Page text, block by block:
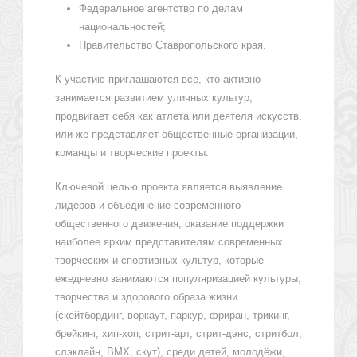
Федеральное агентство по делам
национальностей;
Правительство Ставропольского края.
К участию приглашаются все, кто активно
занимается развитием уличных культур,
продвигает себя как атлета или деятеля искусств,
или же представляет общественные организации,
команды и творческие проекты.
Ключевой целью проекта является выявление
лидеров и объединение современного
общественного движения, оказание поддержки
наиболее ярким представителям современных
творческих и спортивных культур, которые
ежедневно занимаются популяризацией культуры,
творчества и здорового образа жизни
(скейтбординг, воркаут, паркур, фриран, трикинг,
брейкинг, хип-хоп, стрит-арт, стрит-дэнс, стритбол,
слэклайн, BMX, скут), среди детей, молодёжи,